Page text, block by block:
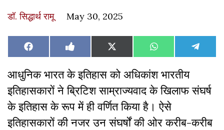
डॉ. सिद्धार्थ रामू May 30, 2025
Share
on
Facebook Share
on
Like
on
Facebook
Share
on
X
(Twitter)
Share
on
WhatsAppShare
on
आधुनिक भारत के इतिहास को अधिकांश भारतीय
इतिहासकारों ने ब्रिटिश साम्राज्यवाद के खिलाफ संघर्ष
के इतिहास के रूप में ही वर्णित किया है। ऐसे
इतिहासकारों की नजर उन संघर्षों की ओर करीब-करीब